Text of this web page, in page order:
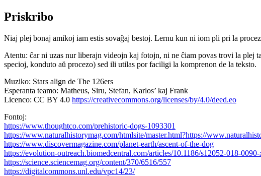
Priskribo
Niaj plej bonaj amikoj iam estis sovaĝaj bestoj. Lernu kun ni iom pli pri la
Atentu: ĉar ni uzas nur liberajn videojn kaj fotojn, ni ne ĉiam povas trovi la plej
specioj, konduto aŭ procezo) sed ili utilas por faciligi la komprenon de la teksto.
Muziko: Stars align de The 126ers
Esperanta teamo: Matheus, Siru, Stefan, Karlos’ kaj Frank
Licenco: CC BY 4.0 https://creativecommons.org/licenses/by/4.0/deed.eo
Fontoj:
https://www.thoughtco.com/prehistoric-dogs-1093301
https://www.naturalhistorymag.com/htmlsite/master.html?https://
https://www.discovermagazine.com/planet-earth/ascent-of-the-dog
https://evolution-outreach.biomedcentral.com/articles/10.1186/s12052-018-
https://science.sciencemag.org/content/370/6516/557
https://digitalcommons.unl.edu/vpc14/23/